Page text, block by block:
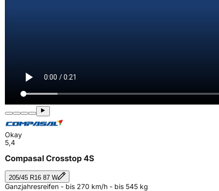
Okay
5,4
Compasal Crosstop 4S
205/45 R16 87 W
Ganzjahresreifen - bis 270 km/h - bis 545 kg